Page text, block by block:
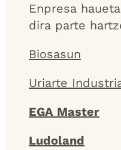
Enpresa
dira parte
Biosasun
Uriarte
EGA Master
Ludoland